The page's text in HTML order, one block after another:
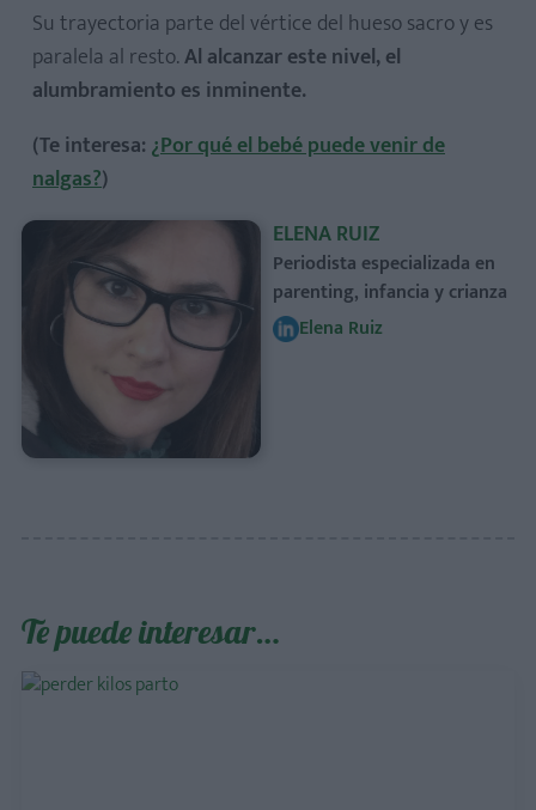
Su trayectoria parte del vértice del hueso sacro y es
paralela al resto.Al alcanzar este nivel, el
alumbramiento es inminente.
(Te interesa: ¿Por qué el bebé puede venir de
nalgas?)
ELENA RUIZ
Periodista especializada en
parenting, infancia y crianza
Elena Ruiz
Te puede interesar…